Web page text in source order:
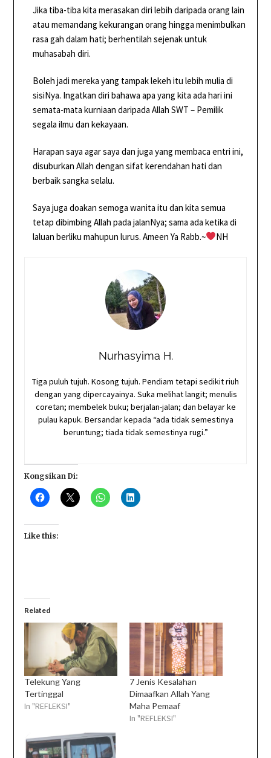
Jika tiba-tiba kita merasakan diri lebih daripada orang lain
atau memandang kekurangan orang hingga menimbulkan
rasa gah dalam hati; berhentilah sejenak untuk
muhasabah diri.
Boleh jadi mereka yang tampak lekeh itu lebih mulia di
sisiNya. Ingatkan diri bahawa apa yang kita ada hari ini
semata-mata kurniaan daripada Allah SWT – Pemilik
segala ilmu dan kekayaan.
Harapan saya agar saya dan juga yang membaca entri ini,
disuburkan Allah dengan sifat kerendahan hati dan
berbaik sangka selalu.
Saya juga doakan semoga wanita itu dan kita semua
tetap dibimbing Allah pada jalanNya; sama ada ketika di
laluan berliku mahupun lurus. Ameen Ya Rabb.~
NH
Nurhasyima H.
Tiga puluh tujuh. Kosong tujuh. Pendiam tetapi sedikit riuh
dengan yang dipercayainya. Suka melihat langit; menulis
coretan; membelek buku; berjalan-jalan; dan belayar ke
pulau kapuk. Bersandar kepada “ada tidak semestinya
beruntung; tiada tidak semestinya rugi.”
Kongsikan Di:
Like this:
Related
Telekung Yang
Tertinggal
In "REFLEKSI"
7 Jenis Kesalahan
Dimaafkan Allah Yang
Maha Pemaaf
In "REFLEKSI"